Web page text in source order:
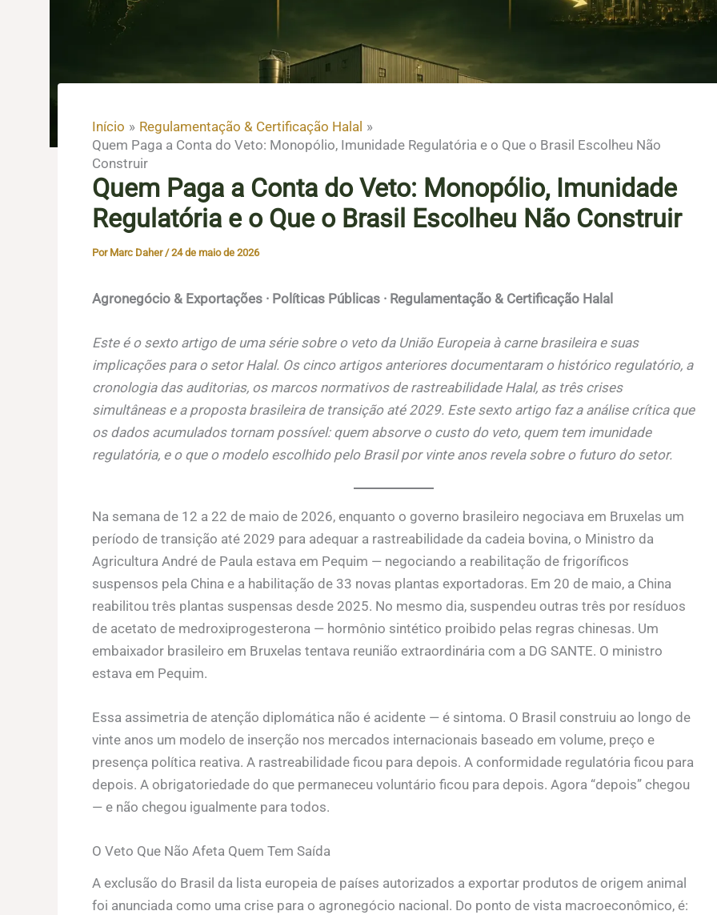
Início
Regulamentação & Certificação Halal
Quem Paga a Conta do Veto: Monopólio, Imunidade Regulatória e o Que o Brasil Escolheu Não
Construir
Quem Paga a Conta do Veto: Monopólio, Imunidade
Regulatória e o Que o Brasil Escolheu Não Construir
Por Marc Daher /24 de maio de 2026
Agronegócio & Exportações · Políticas Públicas · Regulamentação & Certificação Halal
Este é o sexto artigo de uma série sobre o veto da União Europeia à carne brasileira e suas
implicações para o setor Halal. Os cinco artigos anteriores documentaram o histórico regulatório, a
cronologia das auditorias, os marcos normativos de rastreabilidade Halal, as três crises
simultâneas e a proposta brasileira de transição até 2029. Este sexto artigo faz a análise crítica que
os dados acumulados tornam possível: quem absorve o custo do veto, quem tem imunidade
regulatória, e o que o modelo escolhido pelo Brasil por vinte anos revela sobre o futuro do setor.
Na semana de 12 a 22 de maio de 2026, enquanto o governo brasileiro negociava em Bruxelas um
período de transição até 2029 para adequar a rastreabilidade da cadeia bovina, o Ministro da
Agricultura André de Paula estava em Pequim — negociando a reabilitação de frigoríficos
suspensos pela China e a habilitação de 33 novas plantas exportadoras. Em 20 de maio, a China
reabilitou três plantas suspensas desde 2025. No mesmo dia, suspendeu outras três por resíduos
de acetato de medroxiprogesterona — hormônio sintético proibido pelas regras chinesas. Um
embaixador brasileiro em Bruxelas tentava reunião extraordinária com a DG SANTE. O ministro
estava em Pequim.
Essa assimetria de atenção diplomática não é acidente — é sintoma. O Brasil construiu ao longo de
vinte anos um modelo de inserção nos mercados internacionais baseado em volume, preço e
presença política reativa. A rastreabilidade ficou para depois. A conformidade regulatória ficou para
depois. A obrigatoriedade do que permaneceu voluntário ficou para depois. Agora “depois” chegou
— e não chegou igualmente para todos.
O Veto Que Não Afeta Quem Tem Saída
A exclusão do Brasil da lista europeia de países autorizados a exportar produtos de origem animal
foi anunciada como uma crise para o agronegócio nacional. Do ponto de vista macroeconômico, é: